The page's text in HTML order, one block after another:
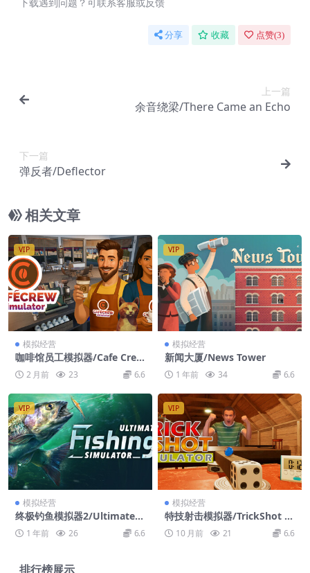
分享 收藏 点赞(3)
上一篇
余音绕梁/There Came an Echo
下一篇
弹反者/Deflector
相关文章
VIP
模拟经营
咖啡馆员工模拟器/Cafe Crew
Simulator
2 月前 23 6.6
VIP
模拟经营
新闻大厦/News Tower
1 年前 34 6.6
VIP
模拟经营
终极钓鱼模拟器2/Ultimate F
ishing Simulator 2
1 年前 26 6.6
VIP
模拟经营
特技射击模拟器/TrickShot Si
mulator
10 月前 21 6.6
排行榜展示